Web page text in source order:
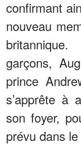
confirmant
nouveau
garçons,
prince
s’apprête à
son foyer,
prévu dans